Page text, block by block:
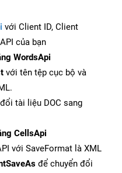
với Client ID, Client
của bạn
WordsApi
với tên tệp cục bộ và
tài liệu DOC sang
CellsApi
với SaveFormat là XML
để chuyển đổi